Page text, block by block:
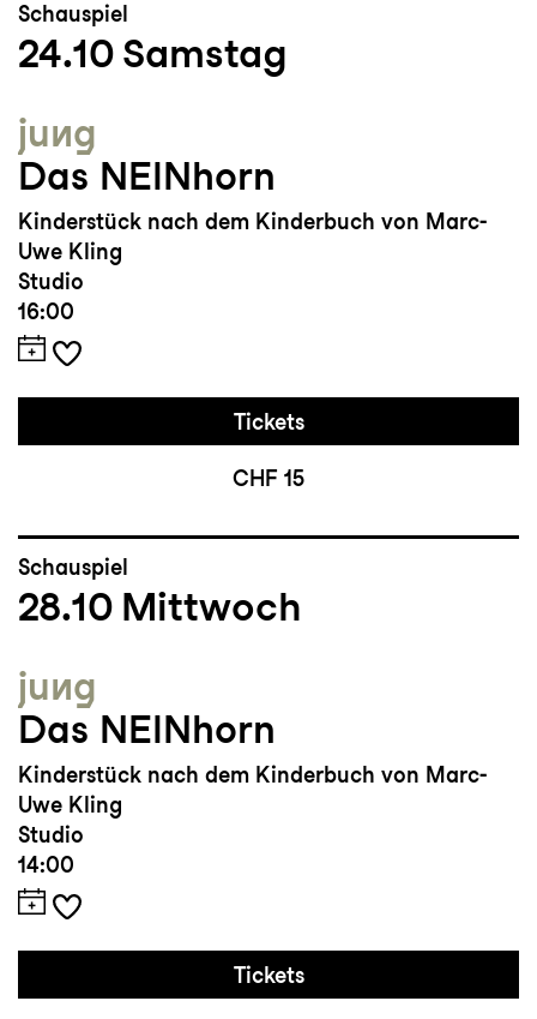
Schauspiel
24.10 Samstag
jung
Das NEINhorn
Kinderstück nach dem Kinderbuch von Marc-
Uwe Kling
Studio
16:00
Tickets
CHF 15
Schauspiel
28.10 Mittwoch
jung
Das NEINhorn
Kinderstück nach dem Kinderbuch von Marc-
Uwe Kling
Studio
14:00
Tickets